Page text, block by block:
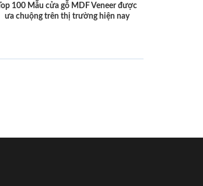
Top 100 Mẫu cửa gỗ MDF Veneer được
ưa chuộng trên thị trường hiện nay